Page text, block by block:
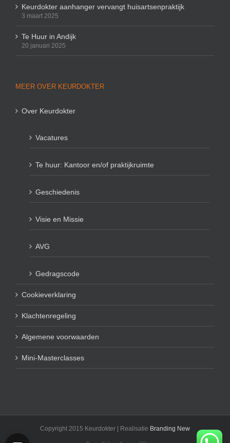
Keurdokter aanhanger vervangt huisartsenpraktijk
3 maart 2025
Te Huur in Andijk
20 januari 2025
MEER OVER KEURDOKTER
Over Keurdokter
Vacatures
Te huur: Kantoor en/of praktijkruimte
Geschiedenis
Visie en Missie
AVG
Gedragscode
Cookieverklaring
Klachtenregeling
Algemene voorwaarden
Mini-Masterclasses
Copyright 2015 Keurdokter | Realisatie Branding New